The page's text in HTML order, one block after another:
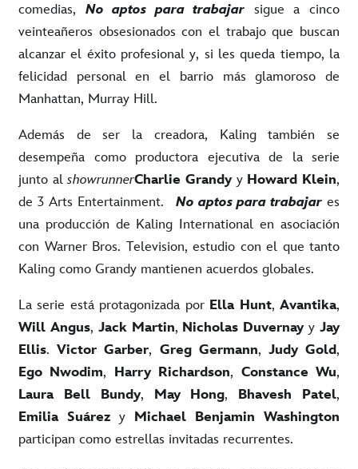
comedias, No aptos para trabajar sigue a cinco
veinteañeros obsesionados con el trabajo que buscan
alcanzar el éxito profesional y, si les queda tiempo, la
felicidad personal en el barrio más glamoroso de
Manhattan, Murray Hill.
Además de ser la creadora, Kaling también se
desempeña como productora ejecutiva de la serie
junto alshowrunnerCharlie Grandy y Howard Klein,
de 3 Arts Entertainment.
No aptos para trabajar es
una producción de Kaling International en asociación
con Warner Bros. Television, estudio con el que tanto
Kaling como Grandy mantienen acuerdos globales.
La serie está protagonizada por Ella Hunt,Avantika,
Will Angus, Jack Martin, Nicholas Duvernay yJay
Ellis.Victor Garber, Greg Germann, Judy Gold,
Ego Nwodim, Harry Richardson, Constance Wu,
Laura Bell Bundy, May Hong, Bhavesh Patel,
Emilia Suárez y Michael Benjamin Washington
participan como estrellas invitadas recurrentes.